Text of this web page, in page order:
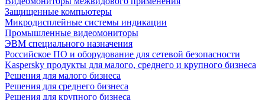
Защищенные компьютеры
Микродисплейные системы индикации
Промышленные видеомониторы
ЭВМ специального назначения
Российское ПО и оборудование для сетевой безопасности
Kaspersky продукты для малого, среднего и крупного бизнеса
Решения для малого бизнеса
Решения для среднего бизнеса
Решения для крупного бизнеса